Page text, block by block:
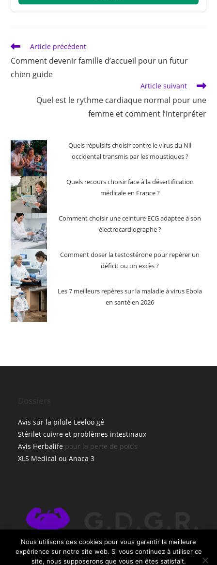
Read
articles
Article précédent
Comment devenir famille d’accueil pour un futur
chien guide
Article suivant
Quel est le rythme cardiaque normal pour une
femme et comment l’interpréter
Quels répulsifs choisir contre le virus du Nil
occidental transmis par les moustiques ?
Quels recours choisir face à la désertification
médicale en France ?
Comment choisir une ceinture ECG adaptée à son
électrocardiographe ?
Comment doser la testostérone pour repérer un
déficit ou un excès ?
Les 7 meilleurs repères sur la maladie à virus Ebola
en santé en 2026
Avis sur la pilule Leeloo gé
Stérilet cuivre et problèmes intestinaux
Avis Herbalife pour la perte de poids
XLS Medical ou Anaca 3
🔥 TOP VENTE
Vitavea Magnésium Marin Vitamines
Voir l'offre
Nous utilisons des cookies pour vous garantir la meilleure
expérience sur notre site web. Si vous continuez à utiliser ce
site, nous supposerons que vous en êtes satisfait.